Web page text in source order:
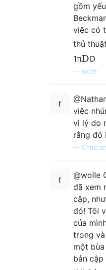
gồm
việc có
thủ
1πDD
wolle
việc
vì lý do
rằng đó
—
@wolle
đã xem
cập,
đó! Tôi
của
trong
một
bản